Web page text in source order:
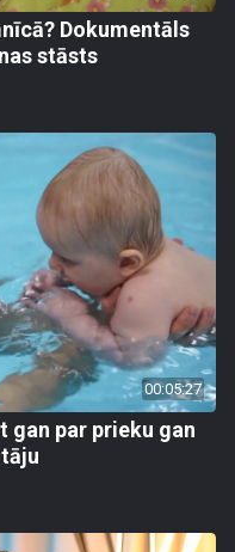
Dokumentāls
stāsts
00:05:27
gan par prieku gan